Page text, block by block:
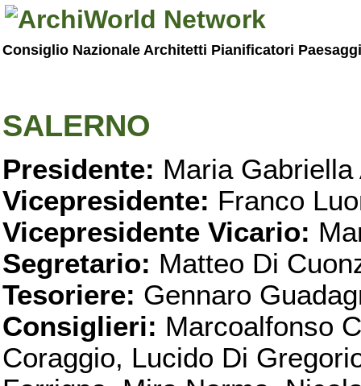
Consiglio Nazionale Architetti Pianificatori
SALERNO
Presidente: Maria Gabriella
Vicepresidente: Franco
Vicepresidente Vicario:
Segretario: Matteo Di
Tesoriere: Gennaro
Consiglieri: Marcoalfonso
Coraggio, Lucido Di